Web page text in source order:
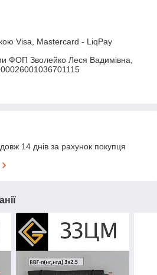
Visa, Mastercard - LiqPay
ФОП Зволейко Леся Вадимівна,
14 днів за рахунок покупця